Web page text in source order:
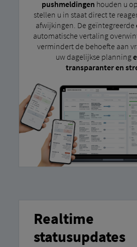
pushmeldingen houden u
stellen u in staat direct te
afwijkingen. De geïntegreerde
automatische vertaling
vermindert de behoefte aan
uw dagelijkse planning
transparanter en
Realtime
statusupdates